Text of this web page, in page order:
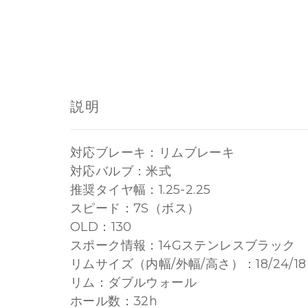
説明
対応ブレーキ：リムブレーキ
対応バルブ：米式
推奨タイヤ幅：1.25-2.25
スピード：7S（ボス）
OLD：130
スポーク情報：14Gステンレスブラック
リムサイズ（内幅/外幅/高さ）：18/24/
リム：ダブルウォール
ホール数：32h